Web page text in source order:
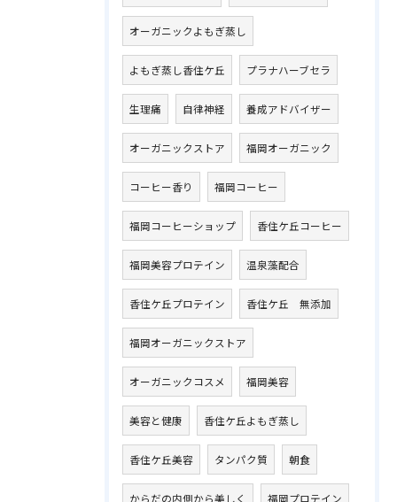
オーガニックよもぎ蒸し
よもぎ蒸し香住ケ丘 プラナハーブセラ
生理痛 自律神経 養成アドバイザー
オーガニックストア 福岡オーガニック
コーヒー香り 福岡コーヒー
福岡コーヒーショップ 香住ケ丘コーヒー
福岡美容プロテイン 温泉藻配合
香住ケ丘プロテイン 香住ケ丘 無添加
福岡オーガニックストア
オーガニックコスメ 福岡美容
美容と健康 香住ケ丘よもぎ蒸し
香住ケ丘美容 タンパク質 朝食
からだの内側から美しく 福岡プロテイン